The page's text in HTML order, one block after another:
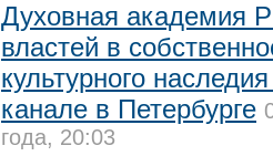
Духовная академия
властей в
культурного
канале в Петербурге
года, 20:03